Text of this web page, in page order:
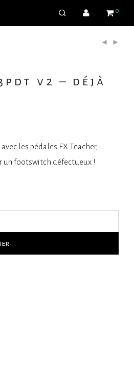
0
v2 – déjà
les pédales FX Teacher,
un footswitch défectueux !